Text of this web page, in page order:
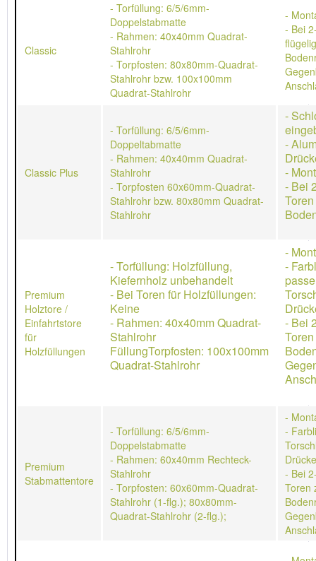
Classic
- Torfüllung: 6/5/6mm-
Doppelstabmatte
- Rahmen: 40x40mm Quadrat-
Stahlrohr
- Torpfosten: 80x80mm-Quadrat-
Stahlrohr bzw. 100x100mm
Quadrat-Stahlrohr
-
- Bei
Classic Plus
- Torfüllung: 6/5/6mm-
Doppeltabmatte
- Rahmen: 40x40mm Quadrat-
Stahlrohr
- Torpfosten 60x60mm-Quadrat-
Stahlrohr bzw. 80x80mm Quadrat-
Stahlrohr
-
-
-
- Bei
Premium
Holztore /
Einfahrtstore
für
Holzfüllungen
- Torfüllung: Holzfüllung,
Kiefernholz unbehandelt
- Bei Toren für Holzfüllungen:
Keine
- Rahmen: 40x40mm Quadrat-
Stahlrohr
FüllungTorpfosten: 100x100mm
Quadrat-Stahlrohr
-
-
- Bei
Premium
Stabmattentore
- Torfüllung: 6/5/6mm-
Doppelstabmatte
- Rahmen: 60x40mm Rechteck-
Stahlrohr
- Torpfosten: 60x60mm-Quadrat-
Stahlrohr (1-flg.); 80x80mm-
Quadrat-Stahlrohr (2-flg.);
-
-
- Bei
Toren